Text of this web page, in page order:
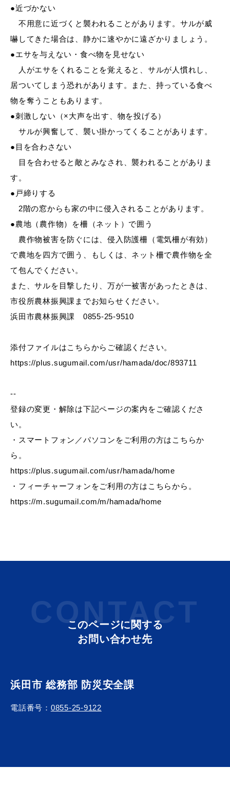
観光・飲食
場面から探す
妊娠・出産
教育 出会い・結婚
引っ越し・住まい
高齢者・介護
各種相談窓口
公共交通・
公共施設 イベント情報
便利なサービス
防災・防犯メール
●近づかない
不用意に近づくと襲われることがあります。サルが威
嚇してきた場合は、静かに速やかに遠ざかりましょう。
●エサを与えない・食べ物を見せない
人がエサをくれることを覚えると、サルが人慣れし、
居ついてしまう恐れがあります。また、持っている食べ
物を奪うこともあります。
●刺激しない（×大声を出す、物を投げる）
サルが興奮して、襲い掛かってくることがあります。
●目を合わさない
目を合わせると敵とみなされ、襲われることがありま
す。
●戸締りする
2階の窓からも家の中に侵入されることがあります。
●農地（農作物）を柵（ネット）で囲う
農作物被害を防ぐには、侵入防護柵（電気柵が有効）
で農地を四方で囲う、もしくは、ネット柵で農作物を全
て包んでください。
また、サルを目撃したり、万が一被害があったときは、
市役所農林振興課までお知らせください。
浜田市農林振興課 0855-25-9510
添付ファイルはこちらからご確認ください。
https://plus.sugumail.com/usr/hamada/doc/893711
--
登録の変更・解除は下記ページの案内をご確認くださ
い。
・スマートフォン／パソコンをご利用の方はこちらか
ら。
https://plus.sugumail.com/usr/hamada/home
・フィーチャーフォンをご利用の方はこちらから。
https://m.sugumail.com/m/hamada/home
CONTACT
このページに関する
お問い合わせ先
浜田市 総務部 防災安全課
電話番号： 0855-25-9122